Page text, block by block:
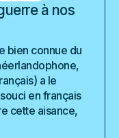
à nos
bien connue du
a le
en français
cette aisance,